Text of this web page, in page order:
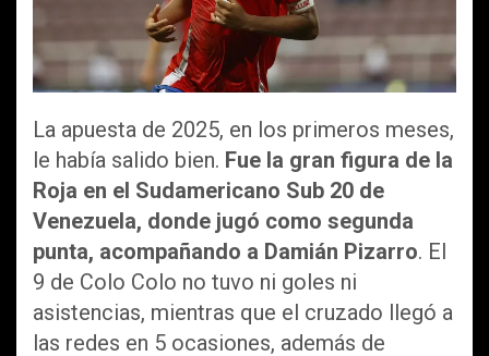
La apuesta de 2025, en los primeros meses,
le había salido bien. Fue la gran figura de la
Roja en el Sudamericano Sub 20 de
Venezuela, donde jugó como segunda
punta, acompañando a Damián Pizarro. El
9 de Colo Colo no tuvo ni goles ni
asistencias, mientras que el cruzado llegó a
las redes en 5 ocasiones, además de